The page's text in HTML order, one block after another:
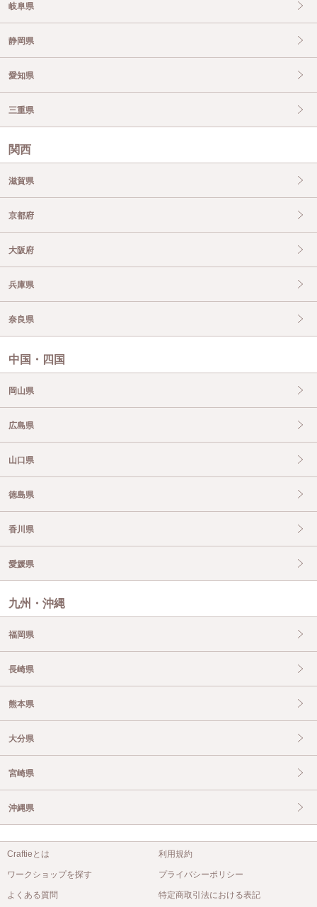
岐阜県
静岡県
愛知県
三重県
関西
滋賀県
京都府
大阪府
兵庫県
奈良県
中国・四国
岡山県
広島県
山口県
徳島県
香川県
愛媛県
九州・沖縄
福岡県
長崎県
熊本県
大分県
宮崎県
沖縄県
Craftieとは
ワークショップを探す
よくある質問
利用規約
プライバシーポリシー
特定商取引法における表記